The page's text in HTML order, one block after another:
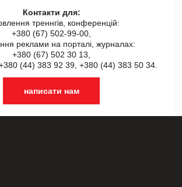
Контакти для:
треннгів, конференцій:
+380 (67) 502-99-00,
реклами на порталі, журналах:
+380 (67) 502 30 13,
(44) 383 92 39, +380 (44) 383 50 34.
написати нам